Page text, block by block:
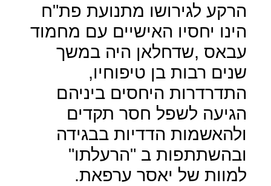
הרקע לגירושו מתנועת פת"ח
הינו יחסיו האישיים עם מחמוד
עבאס ,שדחלאן היה במשך
שנים רבות בן טיפוחיו,
התדרדרות היחסים ביניהם
הגיעה לשפל חסר תקדים
ולהאשמות הדדיות בבגידה
ובהשתתפות ב "הרעלתו"
למוות של יאסר ערפאת.